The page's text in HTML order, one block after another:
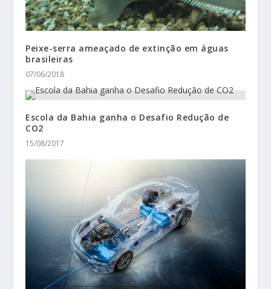
Peixe-serra ameaçado de extinção em águas
brasileiras
07/06/2018
Escola da Bahia ganha o Desafio Redução de
CO2
15/08/2017